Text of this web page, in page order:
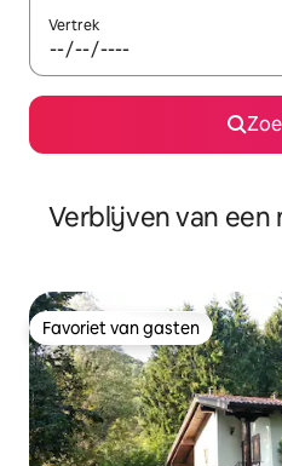
Vertrek
Verblijven van een
Favoriet van gasten
Favoriet van gasten